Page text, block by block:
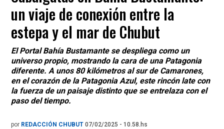
un viaje de conexión entre la
estepa y el mar de Chubut
El Portal Bahía Bustamante se despliega como un
universo propio, mostrando la cara de una Patagonia
diferente. A unos 80 kilómetros al sur de Camarones,
en el corazón de la Patagonia Azul, este rincón late con
la fuerza de un paisaje distinto que se entrelaza con el
paso del tiempo.
por REDACCIÓN CHUBUT 07/02/2025 - 10.58.hs